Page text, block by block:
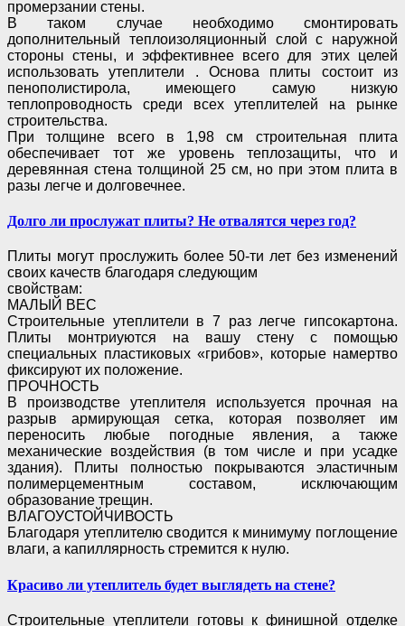
промерзании стены.
В таком случае необходимо смонтировать
дополнительный теплоизоляционный слой с наружной
стороны стены, и эффективнее всего для этих целей
использовать утеплители . Основа плиты состоит из
пенополистирола, имеющего самую низкую
теплопроводность среди всех утеплителей на рынке
строительства.
При толщине всего в 1,98 см строительная плита
обеспечивает тот же уровень теплозащиты, что и
деревянная стена толщиной 25 см, но при этом плита в
разы легче и долговечнее.
Долго ли прослужат плиты? Не отвалятся через год?
Плиты могут прослужить более 50-ти лет без изменений
своих качеств благодаря следующим
свойствам:
МАЛЫЙ ВЕС
Строительные утеплители в 7 раз легче гипсокартона.
Плиты монтриуются на вашу стену с помощью
специальных пластиковых «грибов», которые намертво
фиксируют их положение.
ПРОЧНОСТЬ
В производстве утеплителя используется прочная на
разрыв армирующая сетка, которая позволяет им
переносить любые погодные явления, а также
механические воздействия (в том числе и при усадке
здания). Плиты полностью покрываются эластичным
полимерцементным составом, исключающим
образование трещин.
ВЛАГОУСТОЙЧИВОСТЬ
Благодаря утеплителю сводится к минимуму поглощение
влаги, а капиллярность стремится к нулю.
Красиво ли утеплитель будет выглядеть на стене?
Строительные утеплители готовы к финишной отделке